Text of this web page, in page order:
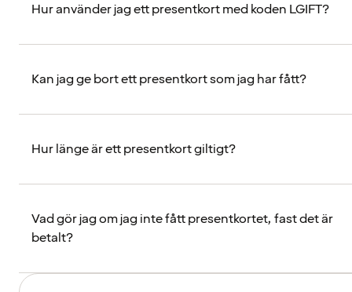
Hur använder jag ett presentkort med koden LGIFT?
Kan jag ge bort ett presentkort som jag har fått?
Hur länge är ett presentkort giltigt?
Vad gör jag om jag inte fått presentkortet, fast det är
betalt?